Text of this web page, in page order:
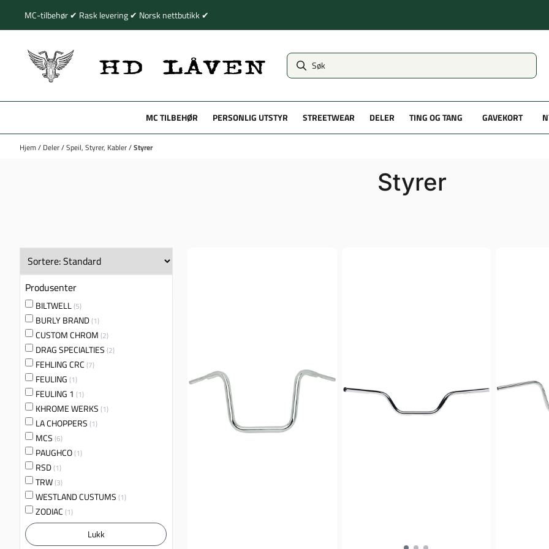
Hopp til innhold
MC-tilbehør ✔ Rask levering ✔ Norsk nettbutikk ✔
MC TILBEHØR PERSONLIG UTSTYR STREETWEAR DELER TING OG TANG GAVEKORT
Hjem/ Deler/Speil, Styrer, Kabler/Styrer
Styrer
Produsenter
BILTWELL(5)
BURLY BRAND(1)
CUSTOM CHROM (2)
DRAG SPECIALTIES (2)
FEHLING CRC (7)
FEULING (1)
FEULING 1 (1)
KHROME WERKS (1)
LA CHOPPERS (1)
MCS (6)
PAUGHCO(1)
RSD(1)
TRW(3)
WESTLAND CUSTUMS (1)
ZODIAC (1)
Lukk